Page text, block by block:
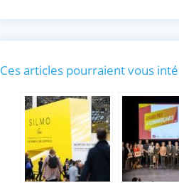
Ces articles pourraient vous